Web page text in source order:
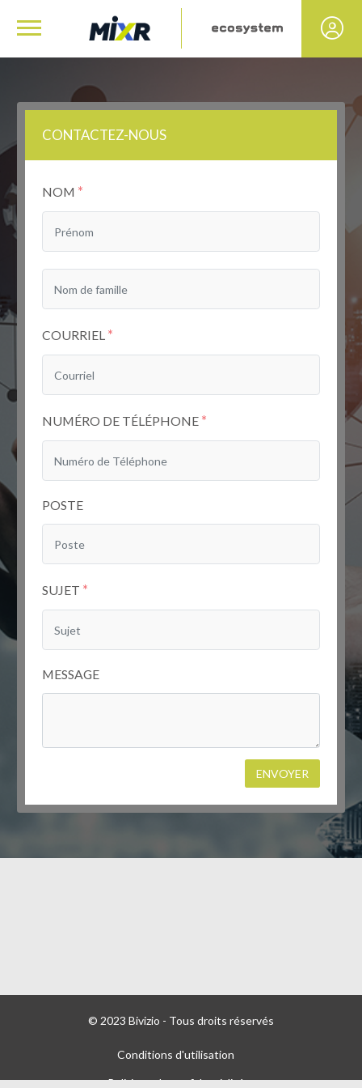
CONTACTEZ-NOUS
NOM *
COURRIEL *
NUMÉRO DE TÉLÉPHONE *
POSTE
SUJET *
MESSAGE
ENVOYER
© 2023 Bivizio - Tous droits réservés
Conditions d'utilisation
Politique de confidentialité